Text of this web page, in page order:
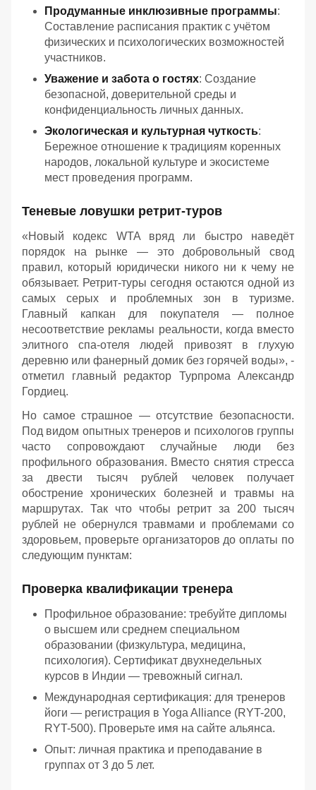
Продуманные инклюзивные программы:
Составление расписания практик с учётом
физических и психологических возможностей
участников.
Уважение и забота о гостях: Создание
безопасной, доверительной среды и
конфиденциальность личных данных.
Экологическая и культурная чуткость:
Бережное отношение к традициям коренных
народов, локальной культуре и экосистеме
мест проведения программ.
Теневые ловушки ретрит-туров
«Новый кодекс WTA вряд ли быстро наведёт
порядок на рынке — это добровольный свод
правил, который юридически никого ни к чему не
обязывает. Ретрит-туры сегодня остаются одной из
самых серых и проблемных зон в туризме.
Главный капкан для покупателя — полное
несоответствие рекламы реальности, когда вместо
элитного спа-отеля людей привозят в глухую
деревню или фанерный домик без горячей воды», -
отметил главный редактор Турпрома Александр
Гордиец.
Но самое страшное — отсутствие безопасности.
Под видом опытных тренеров и психологов группы
часто сопровождают случайные люди без
профильного образования. Вместо снятия стресса
за двести тысяч рублей человек получает
обострение хронических болезней и травмы на
маршрутах. Так что чтобы ретрит за 200 тысяч
рублей не обернулся травмами и проблемами со
здоровьем, проверьте организаторов до оплаты по
следующим пунктам:
Проверка квалификации тренера
Профильное образование: требуйте дипломы
о высшем или среднем специальном
образовании (физкультура, медицина,
психология). Сертификат двухнедельных
курсов в Индии — тревожный сигнал.
Международная сертификация: для тренеров
йоги — регистрация в Yoga Alliance (RYT-200,
RYT-500). Проверьте имя на сайте альянса.
Опыт: личная практика и преподавание в
группах от 3 до 5 лет.